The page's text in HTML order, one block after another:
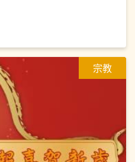
宗教